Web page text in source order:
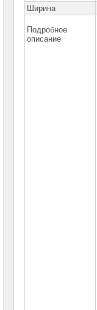
Серверные
процессоры
Ширина
Подробное
описание